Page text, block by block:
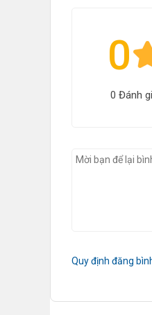
Càng nhiều khu vực
0
0 Đánh
Quy định đăng